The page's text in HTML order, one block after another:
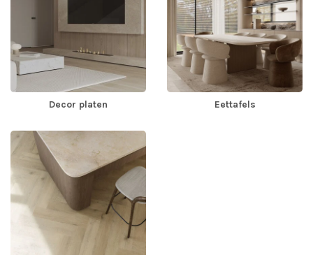
Decor platen Eettafels